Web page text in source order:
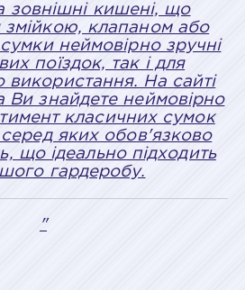
зовнішні кишені, що
змійкою, клапаном або
сумки неймовірно зручні
поїздок, так і для
використання. На сайті
Ви знайдете неймовірно
класичних сумок
серед яких обов'язково
що ідеально підходить
гардеробу.
"